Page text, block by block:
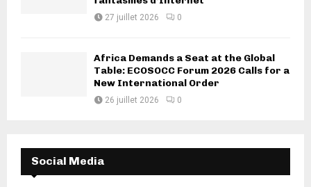
27 juillet 2026 0
Africa Demands a Seat at the Global
Table: ECOSOCC Forum 2026 Calls for a
New International Order
26 juillet 2026 0
Social Media